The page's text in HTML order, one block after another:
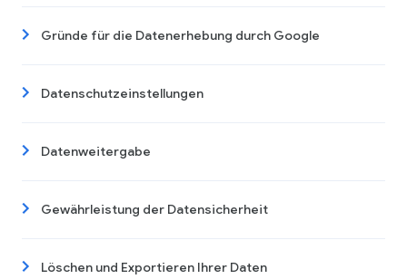
Gründe für die Datenerhebung durch Google
Datenschutzeinstellungen
Datenweitergabe
Gewährleistung der Datensicherheit
Löschen und Exportieren Ihrer Daten